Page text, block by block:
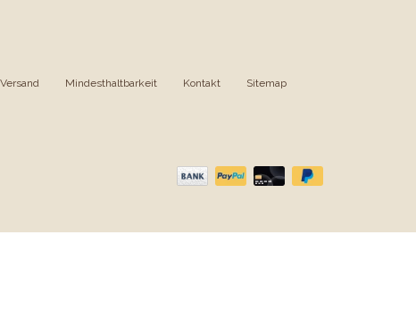
Mindesthaltbarkeit Kontakt Sitemap